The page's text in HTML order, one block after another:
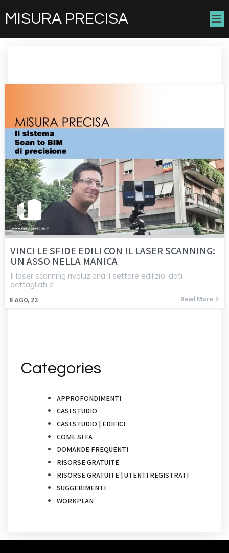
MISURA PRECISA
VINCI LE SFIDE EDILI CON IL LASER SCANNING:
UN ASSO NELLA MANICA
8 AGO, 23
Il laser scanning rivoluziona il settore edilizio: dati
dettagliati e…
Read More
Categories
APPROFONDIMENTI
CASI STUDIO
CASI STUDIO | EDIFICI
COME SI FA
DOMANDE FREQUENTI
RISORSE GRATUITE
RISORSE GRATUITE | UTENTI REGISTRATI
SUGGERIMENTI
WORKPLAN